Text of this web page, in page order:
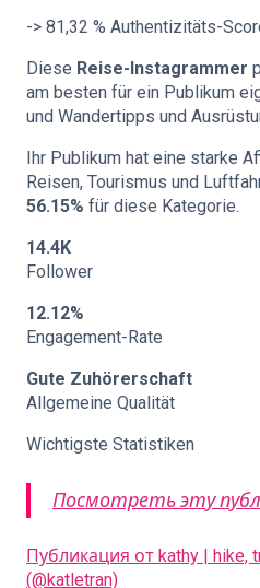
-> 81,32 % Authentizitäts-
Diese Reise-Instagrammer
am besten für ein Publikum
und Wandertipps und
Ihr Publikum hat eine starke
Reisen, Tourismus und
56.15% für diese Kategorie.
14.4K
Follower
12.12%
Engagement-Rate
Gute Zuhörerschaft
Allgemeine Qualität
Wichtigste Statistiken
Посмотреть эту
Публикация от kathy | hike,
(@katletran)